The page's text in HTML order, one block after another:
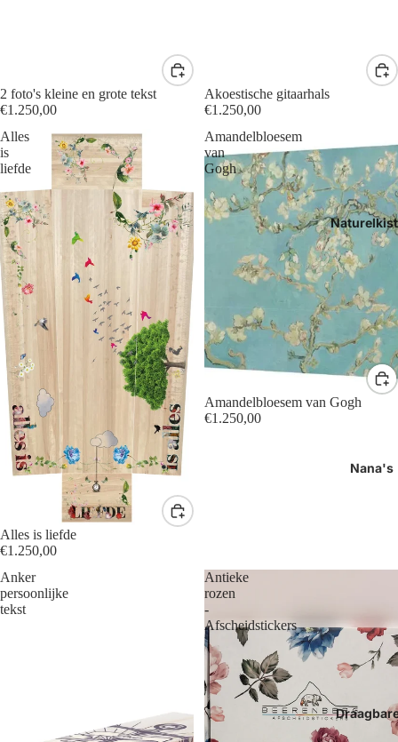
Nana's
2 foto's kleine en grote tekst
€1.250,00
Akoestische gitaarhals
€1.250,00
Alles
is
liefde
Alles is liefde
€1.250,00
Amandelbloesem
van
Gogh
Amandelbloesem van Gogh
€1.250,00
Anker
persoonlijke
tekst
Antieke
rozen
-
Afscheidstickers